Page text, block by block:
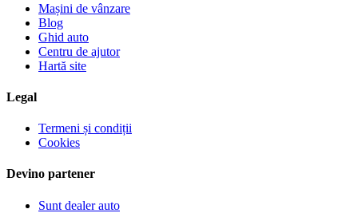
Mașini de vânzare
Blog
Ghid auto
Centru de ajutor
Hartă site
Legal
Termeni și condiții
Cookies
Devino partener
Sunt dealer auto